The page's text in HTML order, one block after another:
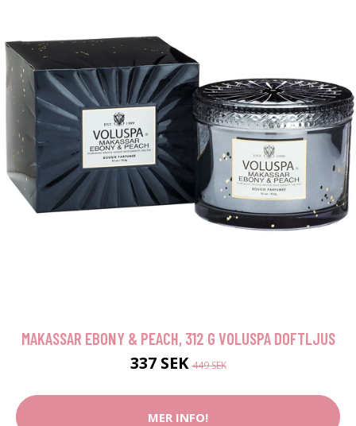
MAKASSAR EBONY & PEACH, 312 G VOLUSPA DOFTLJUS
337 SEK449 SEK
MER INFO!